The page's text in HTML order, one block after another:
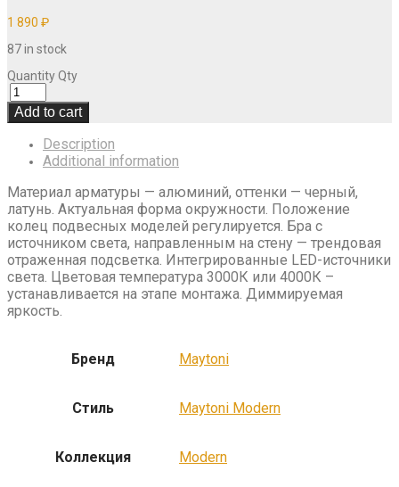
1 890 ₽
87 in stock
QuantityQty
Add to cart
Description
Additional information
Материал арматуры — алюминий, оттенки — черный,
латунь. Актуальная форма окружности. Положение
колец подвесных моделей регулируется. Бра с
источником света, направленным на стену — трендовая
отраженная подсветка. Интегрированные LED-источники
света. Цветовая температура 3000К или 4000К –
устанавливается на этапе монтажа. Диммируемая
яркость.
Бренд Maytoni
Стиль Maytoni Modern
Коллекция Modern